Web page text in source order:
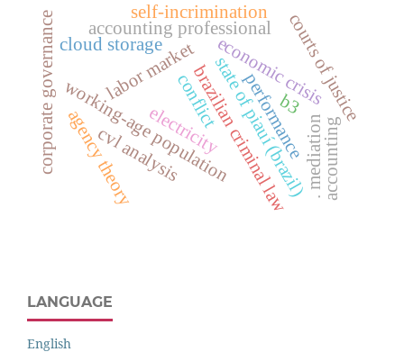
economic crisis
labor market state of piauí (brazil)
working-age populationbrazilian criminal lawcourts of justice
conflict
. mediation
accounting professional
corporate governance performance
agency theoryelectricity
cvl analysis
self-incrimination
cloud storage
accounting
b3
LANGUAGE
English